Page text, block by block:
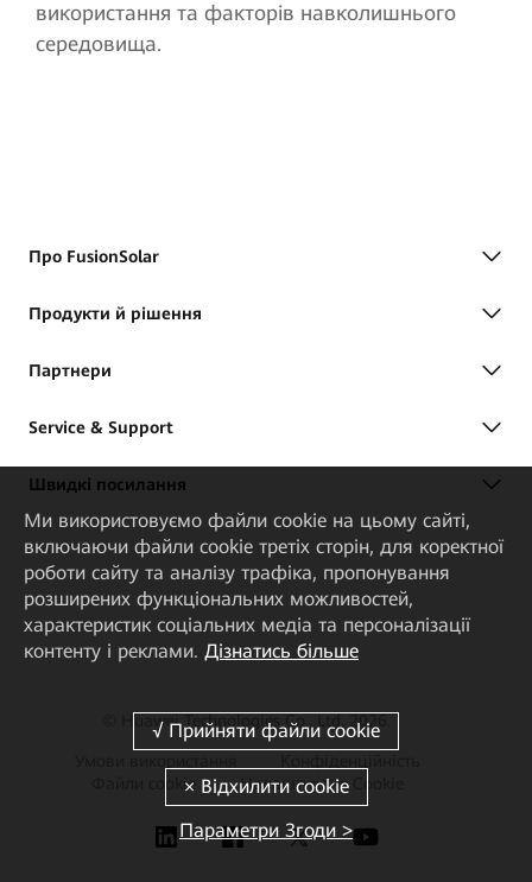
використання та факторів навколишнього
середовища.
Про FusionSolar
Продукти й рішення
Партнери
Service & Support
Швидкі посилання
© Huawei Technologies Co., Ltd, 2026.
Файли сookie
Налаштуваня Cookie
Ми використовуємо файли cookie на цьому сайті,
включаючи файли cookie третіх сторін, для коректної
роботи сайту та аналізу трафіка, пропонування
розширених функціональних можливостей,
характеристик соціальних медіа та персоналізації
контенту і реклами. Дізнатись більше
Параметри Згоди >